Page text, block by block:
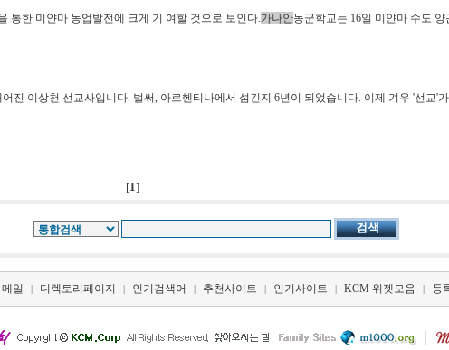
통한 미얀마 농업발전에 크게 기 여할 것으로 보인다.가나안농군학교는 16일 미얀마 수도
진 이상천 선교사입니다. 벌써, 아르헨티나에서 섬긴지 6년이 되었습니다. 이제 겨우 '선교'
[1]
메일 | 디렉토리페이지 | 인기검색어 | 추천사이트 | 인기사이트 | KCM 위젯모음 | 등